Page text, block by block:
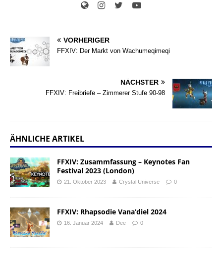
VORHERIGER
FFXIV: Der Markt von Wachumeqimeqi
NÄCHSTER
FFXIV: Freibriefe – Zimmerer Stufe 90-98
ÄHNLICHE ARTIKEL
FFXIV: Zusammfassung – Keynotes Fan
Festival 2023 (London)
21. Oktober 2023 Crystal Universe 0
FFXIV: Rhapsodie Vana’diel 2024
16. Januar 2024 Dee 0